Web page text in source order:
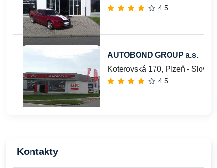
4.5
AUTOBOND GROUP a.s.
Koterovská 170, Plzeň -
4.5
Kontakty